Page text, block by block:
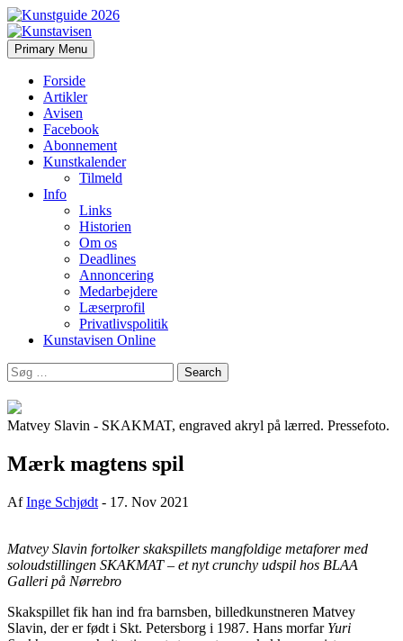
Kunstavisen
Search
Primary Menu Skip
to
Forside
Artikler
Avisen
Facebook
Abonnement
Kunstkalender
Tilmeld
Info
Links
Historien
Om os
Deadlines
Annoncering
Medarbejdere
Læserprofil
Privatlivspolitik
Kunstavisen Online
Search
for:
Matvey Slavin - SKAKMAT, engraved akryl på lærred. Pressefoto.
Mærk magtens spil
AfInge Schjødt - 17. Nov 2021
Matvey Slavin fortolker skakspillets mangfoldige metaforer med
soloudstillingen SKAKMAT – et nyt crunchy udspil hos BLAA
Galleri på Nørrebro
Skakspillet fik han ind fra barnsben, billedkunstneren Matvey
Slavin, der er født i Skt. Petersborg i 1987. Hans morfarYuri